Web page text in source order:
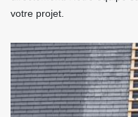
votre projet.